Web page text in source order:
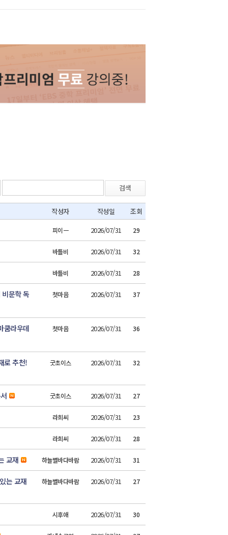
검색
작성자 작성일 조회
피이ㅡ 2026/07/31 29
바틀비 2026/07/31 32
바틀비 2026/07/31 28
문학 독
첫마음 2026/07/31 37
쿰라우데
첫마음 2026/07/31 36
로 추천! 굿초이스 2026/07/31 32
굿초이스 2026/07/31 27
라희씨 2026/07/31 23
라희씨 2026/07/31 28
교재 하늘별바다바람 2026/07/31 31
는 교재 하늘별바다바람 2026/07/31 27
시후애 2026/07/31 30